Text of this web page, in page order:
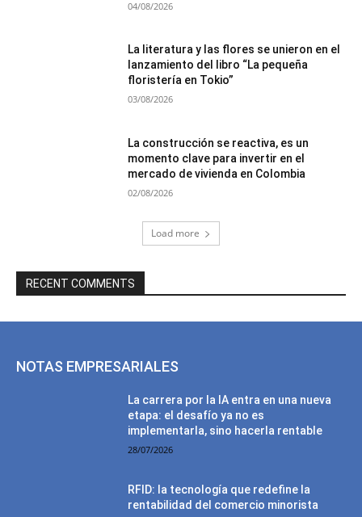
04/08/2026
La literatura y las flores se unieron en el
lanzamiento del libro “La pequeña
floristería en Tokio”
03/08/2026
La construcción se reactiva, es un
momento clave para invertir en el
mercado de vivienda en Colombia
02/08/2026
Load more
RECENT COMMENTS
NOTAS EMPRESARIALES
La carrera por la IA entra en una nueva
etapa: el desafío ya no es
implementarla, sino hacerla rentable
28/07/2026
RFID: la tecnología que redefine la
rentabilidad del comercio minorista